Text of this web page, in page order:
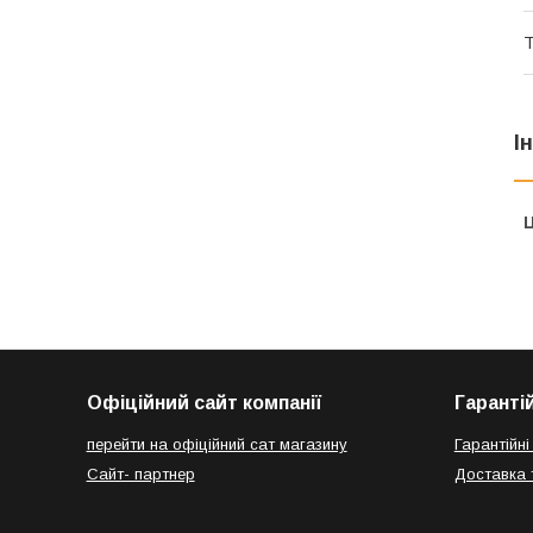
Офіційний сайт компанії
перейти на офіційний сат магазину
Сайт- партнер
Доставка